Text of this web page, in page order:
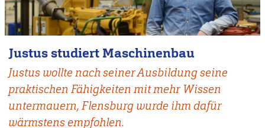
Justus studiert Maschinenbau
Justus wollte nach seiner Ausbildung seine
praktischen Fähigkeiten mit mehr Wissen
untermauern, Flensburg wurde ihm dafür
wärmstens empfohlen.